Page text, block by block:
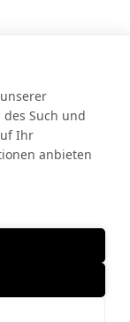
Such und
Ihr
anbieten